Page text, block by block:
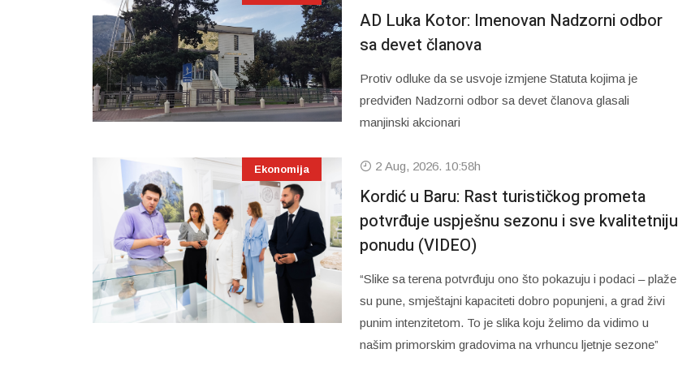
AD Luka Kotor: Imenovan Nadzorni odbor
sa devet članova
Protiv odluke da se usvoje izmjene Statuta kojima je
predviđen Nadzorni odbor sa devet članova glasali
manjinski akcionari
Ekonomija 2 Aug, 2026. 10:58h
Kordić u Baru: Rast turističkog prometa
potvrđuje uspješnu sezonu i sve kvalitetniju
ponudu (VIDEO)
“Slike sa terena potvrđuju ono što pokazuju i podaci – plaže
su pune, smještajni kapaciteti dobro popunjeni, a grad živi
punim intenzitetom. To je slika koju želimo da vidimo u
našim primorskim gradovima na vrhuncu ljetnje sezone”